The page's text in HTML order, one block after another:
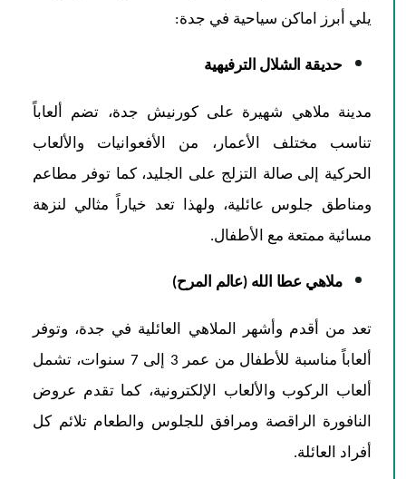
يلي أبرز اماكن سياحية في جدة:
حديقة الشلال الترفيهية
مدينة ملاهي شهيرة على كورنيش جدة، تضم ألعاباً
تناسب مختلف الأعمار، من الأفعوانيات والألعاب
الحركية إلى صالة التزلج على الجليد، كما توفر مطاعم
ومناطق جلوس عائلية، ولهذا تعد خياراً مثالي لنزهة
مسائية ممتعة مع الأطفال.
ملاهي عطا الله (عالم المرح)
تعد من أقدم وأشهر الملاهي العائلية في جدة، وتوفر
ألعاباً مناسبة للأطفال من عمر 3 إلى 7 سنوات، تشمل
ألعاب الركوب والألعاب الإلكترونية، كما تقدم عروض
النافورة الراقصة ومرافق للجلوس والطعام تلائم كل
أفراد العائلة.